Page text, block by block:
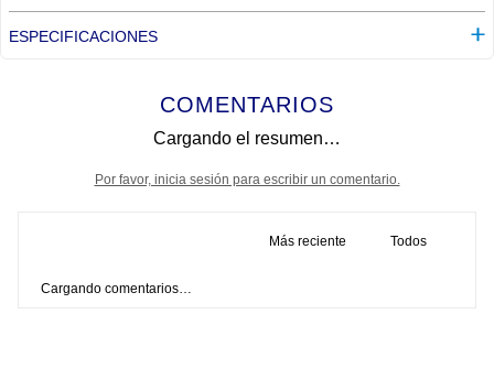
ESPECIFICACIONES
COMENTARIOS
Cargando el resumen…
Por favor, inicia sesión para escribir un comentario.
Más reciente Todos
Cargando comentarios…